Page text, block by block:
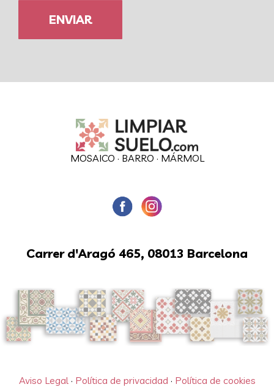
ENVIAR
MOSAICO · BARRO · MÁRMOL
Carrer d'Aragó 465, 08013 Barcelona
Aviso Legal · Política de privacidad · Política de cookies